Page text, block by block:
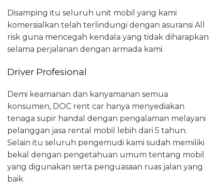
Disamping itu seluruh unit mobil yang kami
komersialkan telah terlindungi dengan asuransi All
risk guna mencegah kendala yang tidak diharapkan
selama perjalanan dengan armada kami.
Driver Profesional
Demi keamanan dan kanyamanan semua
konsumen, DOC rent car hanya menyediakan
tenaga supir handal dengan pengalaman melayani
pelanggan jasa rental mobil lebih dari 5 tahun.
Selain itu seluruh pengemudi kami sudah memiliki
bekal dengan pengetahuan umum tentang mobil
yang digunakan serta penguasaan ruas jalan yang
baik.